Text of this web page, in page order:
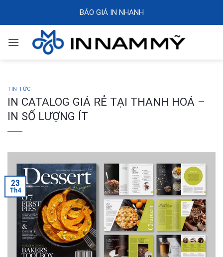
BÁO GIÁ IN NHANH
TIN TỨC
IN CATALOG GIÁ RẺ TẠI THANH HOÁ –
IN SỐ LƯỢNG ÍT
23
Th4